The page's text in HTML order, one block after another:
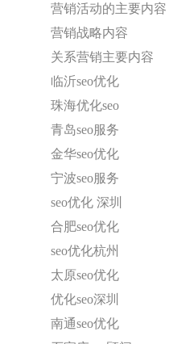
营销活动的主要内容
营销战略内容
关系营销主要内容
临沂seo优化
珠海优化seo
青岛seo服务
金华seo优化
宁波seo服务
seo优化 深圳
合肥seo优化
seo优化杭州
太原seo优化
优化seo深圳
南通seo优化